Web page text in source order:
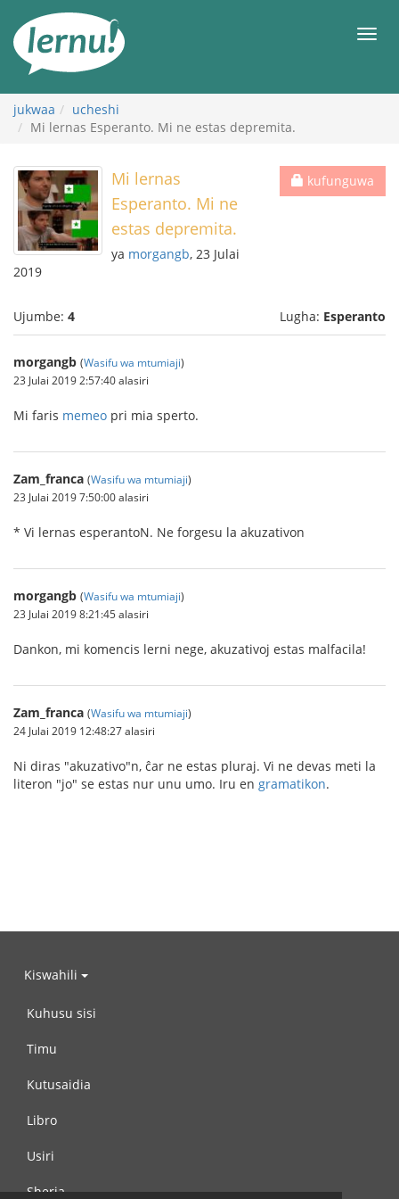
maudhui
jukwaa
ucheshi
Mi lernas Esperanto. Mi ne estas depremita.
kufunguwa
Mi lernas
Esperanto. Mi ne
estas depremita.
ya morgangb, 23 Julai
2019
Ujumbe: 4 Lugha: Esperanto
morgangb (Wasifu wa mtumiaji)
23 Julai 2019 2:57:40 alasiri
Mi faris memeo pri mia sperto.
Zam_franca (Wasifu wa mtumiaji)
23 Julai 2019 7:50:00 alasiri
* Vi lernas esperantoN. Ne forgesu la akuzativon
morgangb (Wasifu wa mtumiaji)
23 Julai 2019 8:21:45 alasiri
Dankon, mi komencis lerni nege, akuzativoj estas malfacila!
Zam_franca (Wasifu wa mtumiaji)
24 Julai 2019 12:48:27 alasiri
Ni diras "akuzativo"n, ĉar ne estas pluraj. Vi ne devas meti la
literon "jo" se estas nur unu umo. Iru en gramatikon.
Kiswahili
Kuhusu sisi
Timu
Kutusaidia
Libro
Usiri
Sheria